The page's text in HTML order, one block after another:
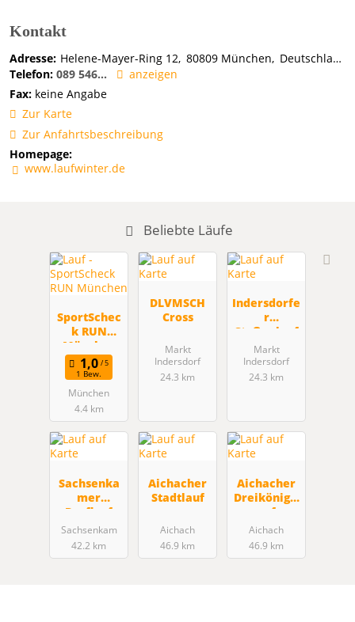
Kontakt
Adresse: Helene-Mayer-Ring 12 80809 München
Deutschland
Telefon: 089 546...
anzeigen
Fax: keine Angabe
Zur Karte
Zur Anfahrtsbeschreibung
Homepage:
www.laufwinter.de
Beliebte Läufe
SportSchec
k RUN
München
1 Bew.
München
4.4 km
DLVMSCH
Cross
Markt
Indersdorf
24.3 km
Indersdorfe
r
Staßenlauf
Markt
Indersdorf
24.3 km
Sachsenka
mer
Dorflauf
Sachsenkam
42.2 km
Aichacher
Stadtlauf
Aichach
46.9 km
Aichacher
Dreikönigsl
auf
Aichach
46.9 km